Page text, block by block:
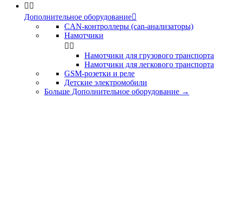
 
Дополнительное оборудование
CAN-контроллеры (can-анализаторы)
Намотчики
 
Намотчики для грузового транспорта
Намотчики для легкового транспорта
GSM-розетки и реле
Детские электромобили
Больше Дополнительное оборудование →